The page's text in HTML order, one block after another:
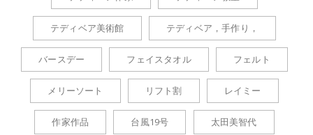
テディベア美術館 テディベア，手作り，
バースデー フェイスタオル フェルト
メリーソート リフト割 レイミー
作家作品 台風19号 太田美智代